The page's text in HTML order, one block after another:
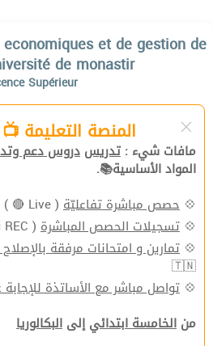
et de gestion de
de monastir
Supérieur
المنصة التعليمة 📺 Tadris.TN
مافات شيء : تدريس دروس دعم
المواد الأساسية📚.
💠 حصص مباشرة تفاعليّة ( Live 🔴 )
💠 تسجيلات الحصص المباشرة ( REC 📼 )
💠 تمارين و امتحانات مرفقة
🇹🇳
💠 تواصل مباشر مع الأساتذة
من الخامسة ابتدائي إلى البكالوريا